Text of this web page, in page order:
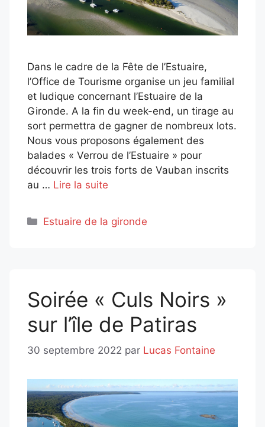
Dans le cadre de la Fête de l’Estuaire,
l’Office de Tourisme organise un jeu familial
et ludique concernant l’Estuaire de la
Gironde. A la fin du week-end, un tirage au
sort permettra de gagner de nombreux lots.
Nous vous proposons également des
balades « Verrou de l’Estuaire » pour
découvrir les trois forts de Vauban inscrits
au … Lire la suite
Catégories
Estuaire de la gironde
Soirée « Culs Noirs »
sur l’île de Patiras
30 septembre 2022 par Lucas Fontaine